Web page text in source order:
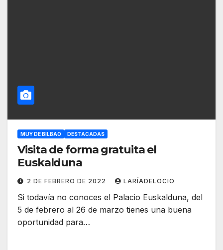
MUY DE BILBAO DESTACADAS
Visita de forma gratuita el
Euskalduna
2 DE FEBRERO DE 2022 LARÍADELOCIO
Si todavía no conoces el Palacio Euskalduna, del
5 de febrero al 26 de marzo tienes una buena
oportunidad para…